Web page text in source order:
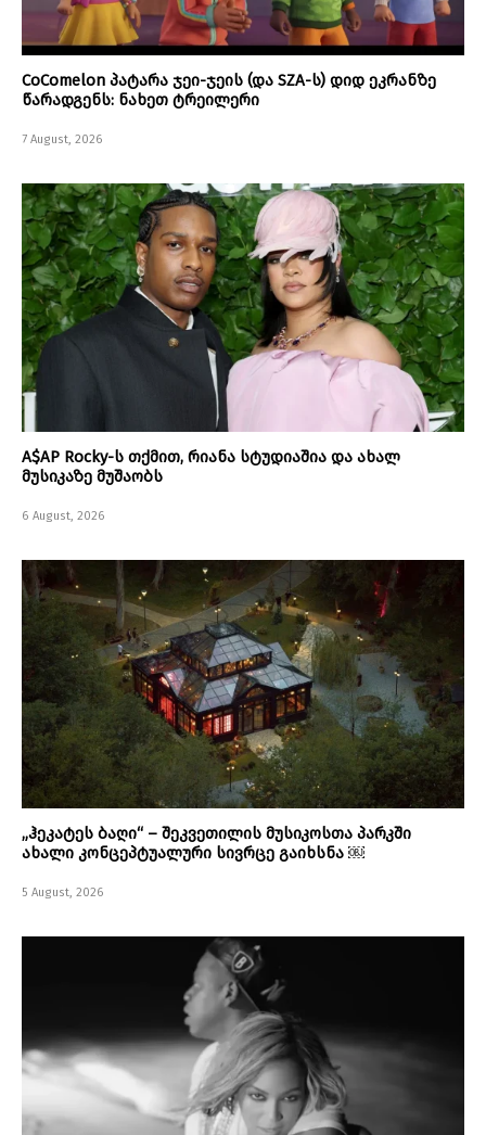
CoComelon პატარა ჯეი-ჯეის (და SZA-ს) დიდ ეკრანზე
წარადგენს: ნახეთ ტრეილერი
7 August, 2026
A$AP Rocky-ს თქმით, რიანა სტუდიაშია და ახალ
მუსიკაზე მუშაობს
6 August, 2026
„ჰეკატეს ბაღი“ – შეკვეთილის მუსიკოსთა პარკში
ახალი კონცეპტუალური სივრცე გაიხსნა ￼
5 August, 2026